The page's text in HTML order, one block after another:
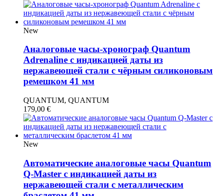
New
Аналоговые часы-хронограф Quantum
Adrenaline с индикацией даты из
нержавеющей стали с чёрным силиконовым
ремешком 41 мм
QUANTUM, QUANTUM
179,00 €
New
Автоматические аналоговые часы Quantum
Q-Master с индикацией даты из
нержавеющей стали с металлическим